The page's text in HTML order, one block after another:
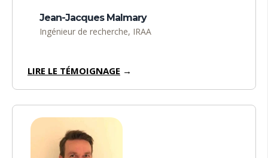
Jean-Jacques Malmary
Ingénieur de recherche, IRAA
LIRE LE TÉMOIGNAGE →